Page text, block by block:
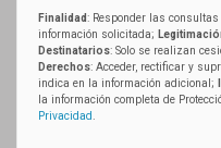
Finalidad: Responder las
información solicitada;
Destinatarios: Solo se realizan
Derechos: Acceder, rectificar y
indica en la información adicional;
la información completa de
Privacidad